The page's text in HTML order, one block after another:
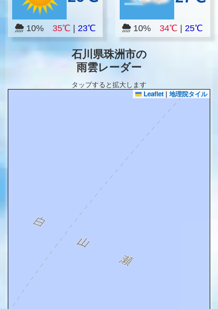
10% 35℃ 23℃ 10%34℃ |25℃
石川県珠洲市の
雨雲レーダー
タップすると拡大します
Leaflet | 地理院タイル